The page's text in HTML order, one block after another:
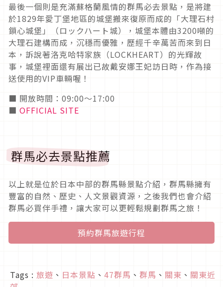
最後一個則是充滿蘇格蘭風情的群馬必去景點，是將建
於1829年愛丁堡地區的城堡搬來復原而成的「大理石村
鎖心城堡」（ロックハート城），城堡本體由3200噸的
大理石建構而成，沉穩而優雅，歷經千辛萬苦而來到日
本，訴說著洛克哈特家族（LOCKHEART）的光輝故
事，城堡裡面還有展出已故戴安娜王妃訪日時，作為接
送使用的VIP車輛喔！
■ 開放時間：09:00～17:00
■ OFFICIAL SITE
群馬必去景點推薦
以上就是位於日本中部的群馬縣景點介紹，群馬縣擁有
豐富的自然、歷史、人文景觀資源，之後我們也會介紹
群馬必買伴手禮，讓大家可以更輕鬆規劃群馬之旅！
預約群馬旅遊行程
Tags : 旅遊 、 日本景點 、 47群馬 、 群馬 、 關東 、 關東近